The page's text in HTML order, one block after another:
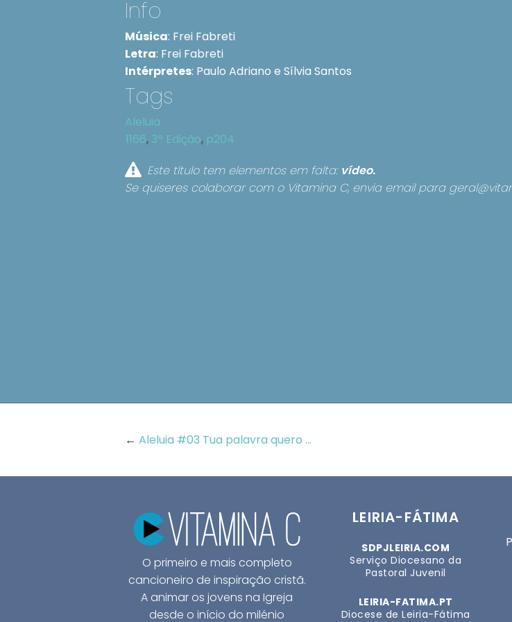
Info
Música: Frei Fabreti
Letra: Frei Fabreti
Intérpretes: Paulo Adriano e Sílvia Santos
Tags
Aleluia
1166, 3ª Edição, p204
Este título tem elementos em falta: vídeo.
Se quiseres colaborar com o Vitamina C, envia email para
← Aleluia #03 Tua palavra quero ...
O primeiro e mais completo
cancioneiro de inspiração cristã.
A animar os jovens na Igreja
desde o início do milénio
LEIRIA-FÁTIMA
SDPJLEIRIA.COM
Serviço Diocesano da
Pastoral Juvenil
LEIRIA-FATIMA.PT
Diocese de Leiria-Fátima